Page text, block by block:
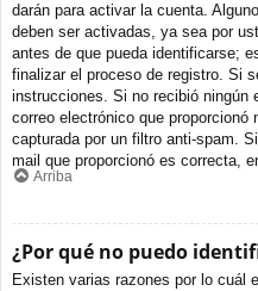
darán para activar la cuenta.
deben ser activadas, ya sea por
antes de que pueda identificarse;
finalizar el proceso de registro. Si
instrucciones. Si no recibió ningún
correo electrónico que
capturada por un filtro anti-spam.
mail que proporcionó es correcta,
Arriba
¿Por qué no puedo
Existen varias razones por lo cuál